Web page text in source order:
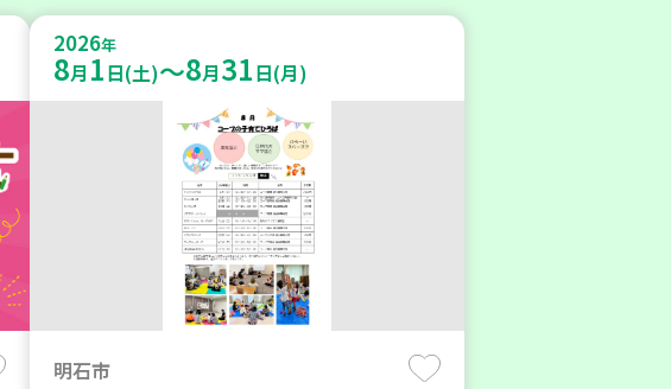
2026年
8月 1日(土)～8月31日(月)
明石市